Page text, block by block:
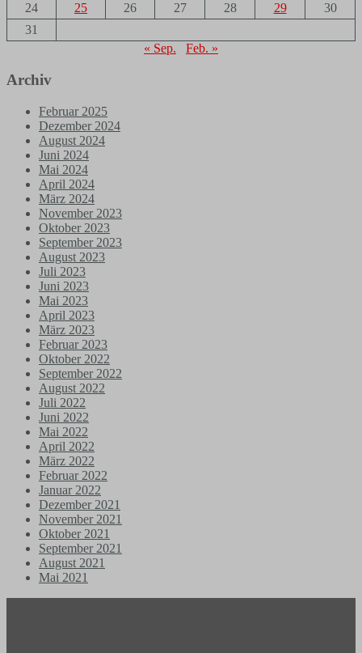
24
25 26 27 28 29
30
31
« Sep.
Feb. »
Archiv
Februar 2025
Dezember 2024
August 2024
Juni 2024
Mai 2024
April 2024
März 2024
November 2023
Oktober 2023
September 2023
August 2023
Juli 2023
Juni 2023
Mai 2023
April 2023
März 2023
Februar 2023
Oktober 2022
September 2022
August 2022
Juli 2022
Juni 2022
Mai 2022
April 2022
März 2022
Februar 2022
Januar 2022
Dezember 2021
November 2021
Oktober 2021
September 2021
August 2021
Mai 2021